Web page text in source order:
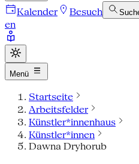
Kalender Besuch
en
Menü
Startseite
Arbeitsfelder
Künstler*innenhaus
Künstler*innen
Dawna Dryhorub